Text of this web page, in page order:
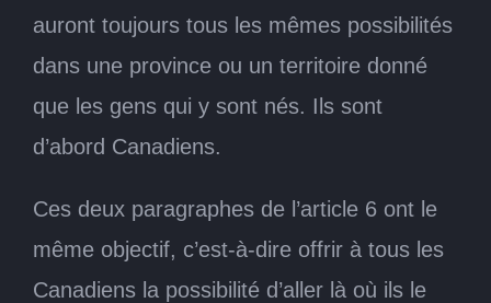
auront toujours tous les mêmes possibilités
dans une province ou un territoire donné
que les gens qui y sont nés. Ils sont
d’abord Canadiens.
Ces deux paragraphes de l’article 6 ont le
même objectif, c’est‑à‑dire offrir à tous les
Canadiens la possibilité d’aller là où ils le